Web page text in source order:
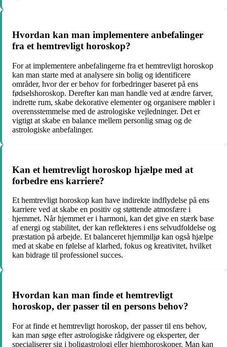
Hvordan kan man implementere anbefalinger
fra et hemtrevligt horoskop?
For at implementere anbefalingerne fra et hemtrevligt horoskop
kan man starte med at analysere sin bolig og identificere
områder, hvor der er behov for forbedringer baseret på ens
fødselshoroskop. Derefter kan man handle ved at ændre farver,
indrette rum, skabe dekorative elementer og organisere møbler i
overensstemmelse med de astrologiske vejledninger. Det er
vigtigt at skabe en balance mellem personlig smag og de
astrologiske anbefalinger.
Kan et hemtrevligt horoskop hjælpe med at
forbedre ens karriere?
Et hemtrevligt horoskop kan have indirekte indflydelse på ens
karriere ved at skabe en positiv og støttende atmosfære i
hjemmet. Når hjemmet er i harmoni, kan det give en stærk base
af energi og stabilitet, der kan reflekteres i ens selvudfoldelse og
præstation på arbejde. Et balanceret hjemmiljø kan også hjælpe
med at skabe en følelse af klarhed, fokus og kreativitet, hvilket
kan bidrage til professionel succes.
Hvordan kan man finde et hemtrevligt
horoskop, der passer til en persons behov?
For at finde et hemtrevligt horoskop, der passer til ens behov,
kan man søge efter astrologiske rådgivere og eksperter, der
specialiserer sig i boligastrologi eller hjemhoroskoper. Man kan